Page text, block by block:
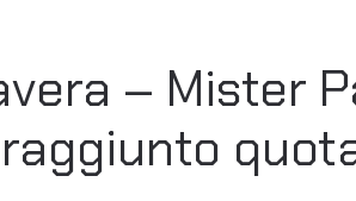
– Mister
raggiunto